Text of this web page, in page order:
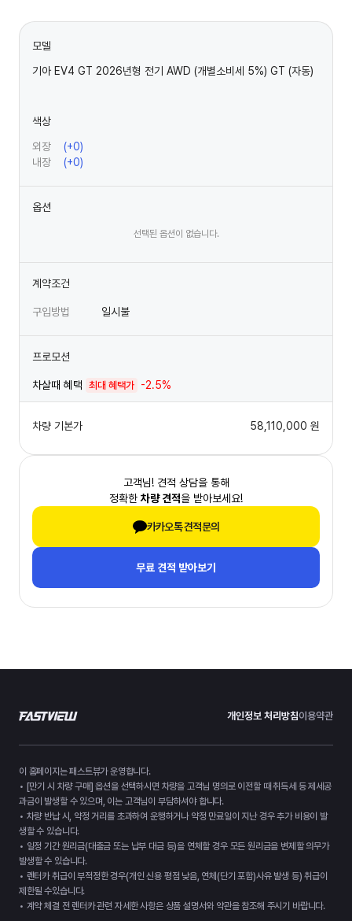
모델
기아 EV4 GT 2026년형 전기 AWD (개별소비세 5%) GT (자동)
색상
외장
(+0)
내장
(+0)
옵션
선택된 옵션이 없습니다.
계약조건
구입방법 일시불
프로모션
차살때 혜택 최대 혜택가 -2.5%
차량 기본가 58,110,000 원
고객님! 견적 상담을 통해
정확한 차량 견적을 받아보세요!
카카오톡 견적문의
무료 견적 받아보기
개인정보 처리방침이용약관
이 홈페이지는 패스트뷰가 운영합니다.
• [만기 시 차량 구매] 옵션을 선택하시면 차량을 고객님 명의로 이전할 때 취득세 등 제세공
과금이 발생할 수 있으며, 이는 고객님이 부담하셔야 합니다.
• 차량 반납 시, 약정 거리를 초과하여 운행하거나 약정 만료일이 지난 경우 추가 비용이 발
생할 수 있습니다.
• 일정 기간 원리금(대출금 또는 납부 대금 등)을 연체할 경우 모든 원리금을 변제할 의무가
발생할 수 있습니다.
• 렌터카 취급이 부적정한 경우(개인 신용 평점 낮음, 연체(단기 포함)사유 발생 등) 취급이
제한될 수있습니다.
• 계약 체결 전 렌터카 관련 자세한 사항은 상품 설명서와 약관을 참조해 주시기 바랍니다.